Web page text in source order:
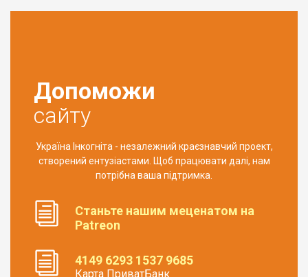
Допоможи
сайту
Україна Інкогніта - незалежний краєзнавчий проект,
створений ентузіастами. Щоб працювати далі, нам
потрібна ваша підтримка.
Станьте нашим меценатом на
Patreon
4149 6293 1537 9685
Карта ПриватБанк